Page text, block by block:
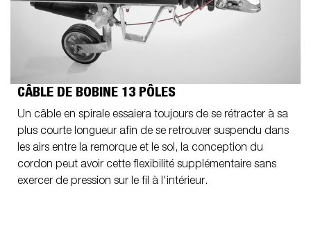
CÂBLE DE BOBINE 13 PÔLES
Un câble en spirale essaiera toujours de se rétracter à sa
plus courte longueur afin de se retrouver suspendu dans
les airs entre la remorque et le sol, la conception du
cordon peut avoir cette flexibilité supplémentaire sans
exercer de pression sur le fil à l'intérieur.